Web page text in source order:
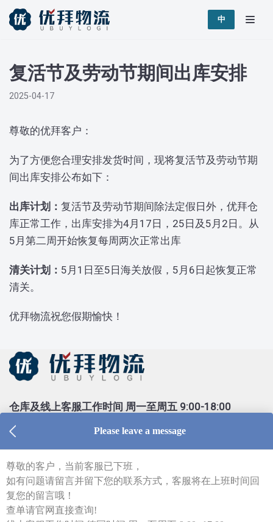
跳
至
文
中
复活节及劳动节期间出库安排
2025-04-17
尊敬的优拜客户：
为了方便您合理安排发货时间，现将复活节及劳动节期
间出库安排公布如下：
出库计划： 复活节及劳动节期间除法定假日外，优拜仓
库正常工作，出库安排为4月17日，25日及5月2日。从
5月第二周开始恢复每周两次正常出库
清关计划： 5月1日至5日海关放假，5月6日起恢复正常
清关。
优拜物流祝您假期愉快！
仓库及线上客服工作时间 周一至周五 9:00-18:00
Tel：0213 1206 1981（德国仓库，只受理库内异常件
查询）
Tel：0155 6018 1888（只受理投诉）
客服部邮箱 kf@ubuylogi.com